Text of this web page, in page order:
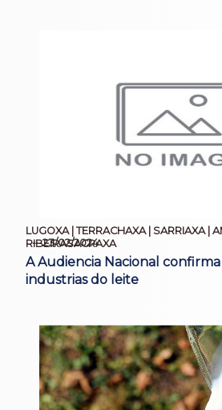
LUGOXA | TERRACHAXA | SARRIAXA |
RIBEIRASACRAXA
23/02/2024
A Audiencia Nacional confirma
industrias do leite